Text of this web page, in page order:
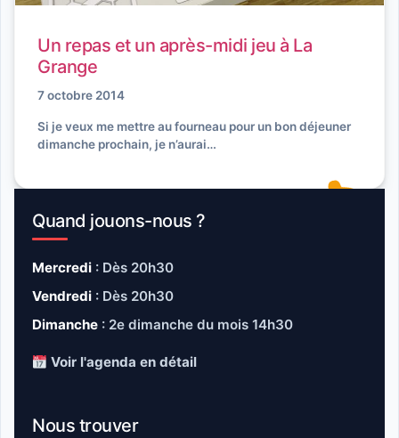
Un repas et un après-midi jeu à La
Grange
7 octobre 2014
Si je veux me mettre au fourneau pour un bon déjeuner
dimanche prochain, je n’aurai…
Quand jouons-nous ?
Mercredi : Dès 20h30
Vendredi : Dès 20h30
Dimanche : 2e dimanche du mois 14h30
Voir l'agenda en détail
Nous trouver